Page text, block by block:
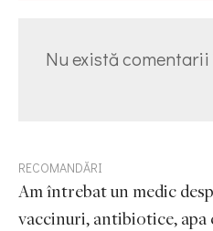
Nu există comentarii
RECOMANDĂRI
Am întrebat un medic
vaccinuri, antibiotice, apa